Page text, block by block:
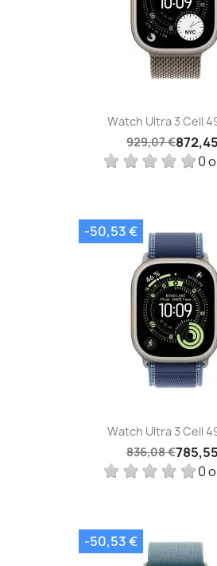
Watch Ultra 3 Cell
929,07 €
0
Watch Ultra 3 Cell
836,08 €
0
-50,53 €
-50,53 €